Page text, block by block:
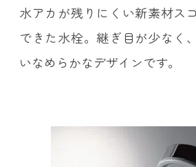
水アカが残りにくい新素材ス
できた水栓。継ぎ目が少なく
いなめらかなデザインです。